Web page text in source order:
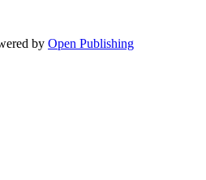
by Open Publishing